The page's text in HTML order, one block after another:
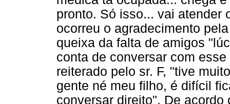
pronto. Só isso... vai atender
ocorreu o agradecimento
queixa da falta de amigos
conta de conversar com
reiterado pelo sr. F, "tive
gente né meu filho, é difícil
conversar direito". De